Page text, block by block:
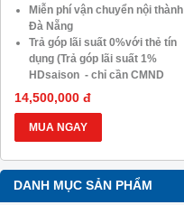
DANH MỤC SẢN PHẨM
Miễn phí vận chuyển nội thành
Đà Nẵng
Trả góp lãi suất 0%với thẻ tín
dụng (Trả góp lãi suất 1%
HDsaison - chỉ cần CMND
BLX hoặc hộ khẩu gốc )
Giảm 20%khi nâng cấp Ram-
SSD
Giảm giá trực tiếp đối với
10.000 Voucher Giảm
Giá 500.000đ
14,500,000 đ
MUA NGAY